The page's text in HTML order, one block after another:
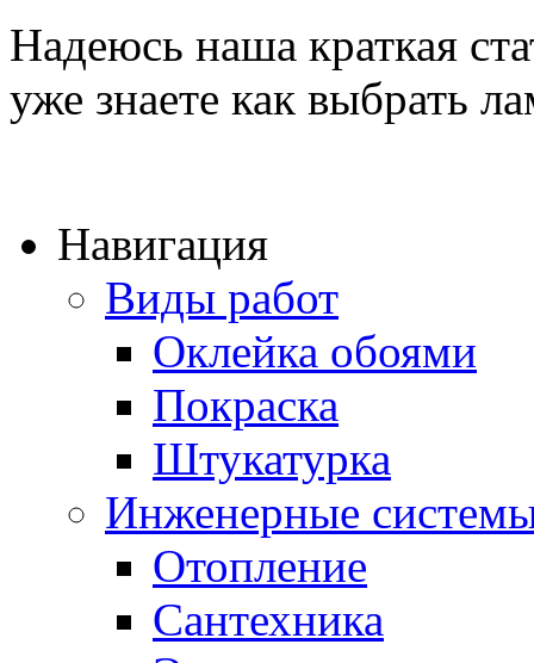
Надеюсь наша краткая
уже знаете как выбрать
Навигация
Виды работ
Оклейка обоями
Покраска
Штукатурка
Инженерные
Отопление
Сантехника